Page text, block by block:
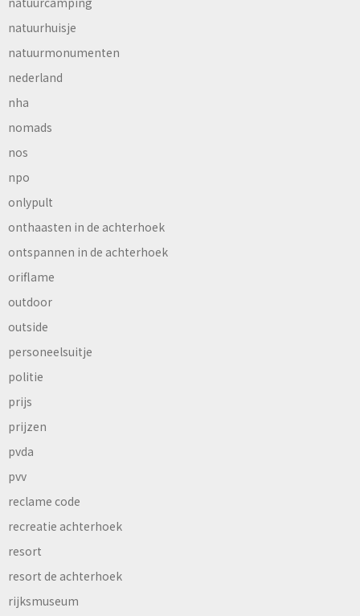
natuurhuisje
natuurmonumenten
nederland
nha
nomads
nos
npo
onlypult
onthaasten in de achterhoek
ontspannen in de achterhoek
oriflame
outdoor
outside
personeelsuitje
politie
prijs
prijzen
pvda
pvv
reclame code
recreatie achterhoek
resort
resort de achterhoek
rijksmuseum